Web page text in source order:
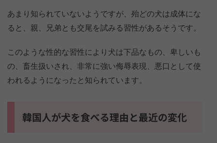
あまり知られていないようですが、殆どの犬は成体にな
ると、親、兄弟とも交尾を試みる習性があるそうです。
このような性的な習性により犬は下品なもの、卑しいも
の、畜生扱いされ、非常に強い侮辱表現、悪口として使
われるようになったと知られています。
韓国人が犬を食べる理由と最近の変化